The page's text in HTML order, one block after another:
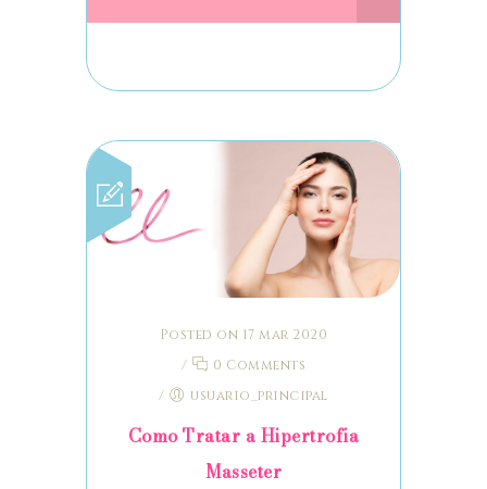
Posted on 17 mar 2020
/
0 Comments
/
usuario_principal
Como Tratar a Hipertrofia
Masseter